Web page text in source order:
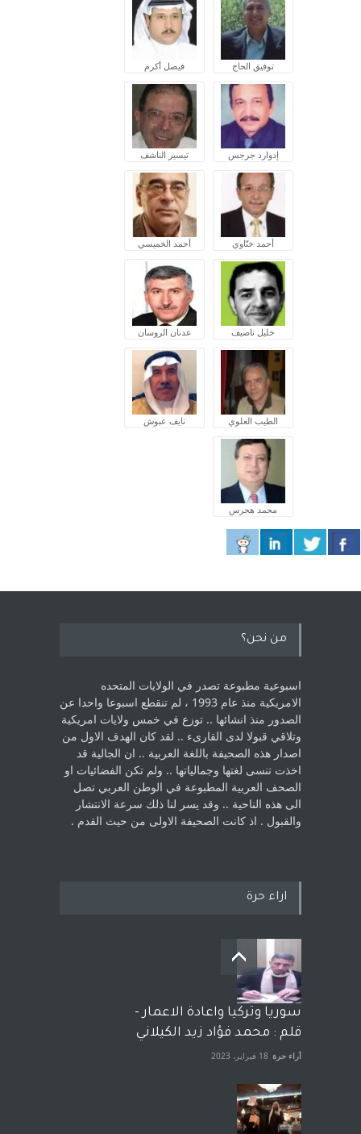
توفيق الحاج فيصل أكرم
إدوارد جرجس تيسير الناشف
أحمد ختّاوي أحمد الخميسي
خليل ناصيف عدنان الروسان
الطيب العلوي نايف عبوش
محمد هجرس
من نحن؟
اسبوعية مطبوعة تصدر في الولايات المتحده
الامريكية منذ عام 1993 ، لم ‏تنقطع اسبوعا واحدا عن
الصدور منذ انشائها .. توزع في خمس ولايات امريكية
‏وتلاقي قبولا لدى القارىء ..‏ لقد كان الهدف الاول من
اصدار هذه الصحيفة باللغة العربية .. ان الجالية قد
اخذت ‏تنسى لغتها وجمالياتها .. ولم تكن الفضائيات او
الصحف العربية المطبوعة في الوطن ‏العربي تصل
الى هذه الناحية .. وقد يسر لنا ذلك سرعة الانتشار
والقبول . اذ كانت ‏الصحيفة الاولى من حيث القدم . ‏
اراء حرة
سوريا وتركيا واعادة الاعمار -
قلم : محمد فؤاد زيد الكيلاني
آراء حرة 18 فبراير، 2023